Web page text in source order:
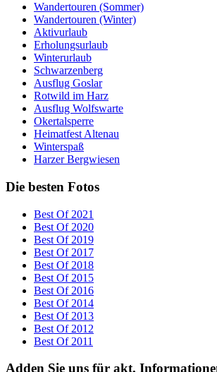
Wandertouren (Sommer)
Wandertouren (Winter)
Aktivurlaub
Erholungsurlaub
Winterurlaub
Schwarzenberg
Ausflug Goslar
Rotwild im Harz
Ausflug Wolfswarte
Okertalsperre
Heimatfest Altenau
Winterspaß
Harzer Bergwiesen
Die besten Fotos
Best Of 2021
Best Of 2020
Best Of 2019
Best Of 2017
Best Of 2018
Best Of 2015
Best Of 2016
Best Of 2014
Best Of 2013
Best Of 2012
Best Of 2011
Adden Sie uns für akt.